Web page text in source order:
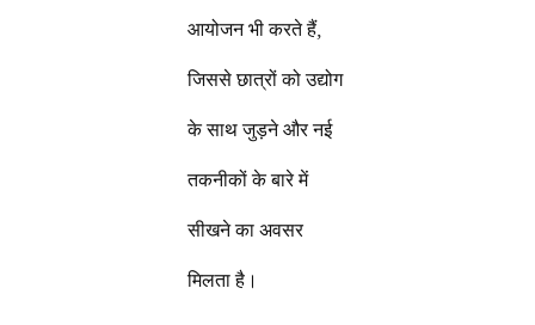
आयोजन भी करते हैं,
जिससे छात्रों को उद्योग
के साथ जुड़ने और नई
तकनीकों के बारे में
सीखने का अवसर
मिलता है।